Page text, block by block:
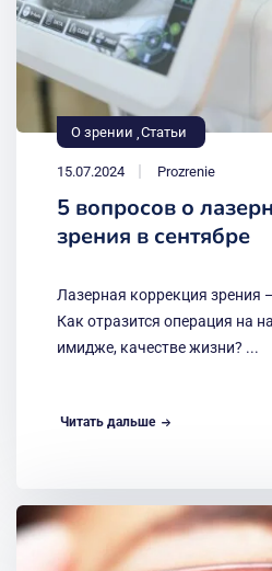
О зрении Статьи
15.07.2024 Prozrenie
5 вопросов о
зрения в сентябре
Лазерная коррекция зрения
Как отразится операция на
имидже, качестве жизни? ...
Читать дальше